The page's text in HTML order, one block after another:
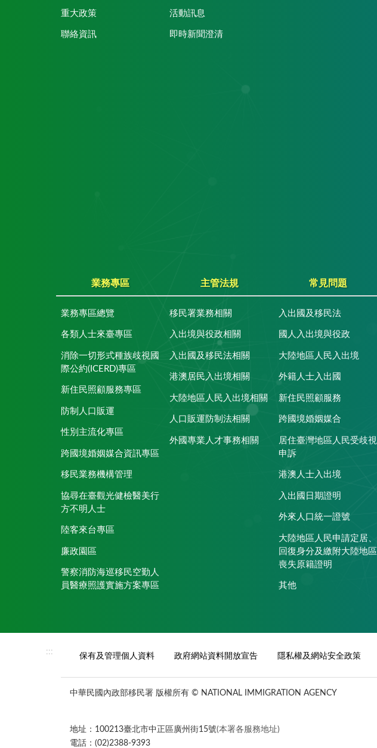
重大政策
聯絡資訊
活動訊息
即時新聞澄清
業務專區
業務專區總覽
各類人士來臺專區
消除一切形式種族歧視國
際公約(ICERD)專區
新住民照顧服務專區
防制人口販運
性別主流化專區
跨國境婚姻媒合資訊專區
移民業務機構管理
協尋在臺觀光健檢醫美行
方不明人士
陸客來台專區
廉政園區
警察消防海巡移民空勤人
員醫療照護實施方案專區
主管法規
移民署業務相關
入出境與役政相關
入出國及移民法相關
港澳居民入出境相關
大陸地區人民入出境相關
人口販運防制法相關
外國專業人才事務相關
常見問題
入出國及移民法
國人入出境與役政
大陸地區人民入出境
外籍人士入出國
新住民照顧服務
跨國境婚姻媒合
居住臺灣地區人民受歧視
申訴
港澳人士入出境
入出國日期證明
外來人口統一證號
大陸地區人民申請定居、
回復身分及繳附大陸地區
喪失原籍證明
其他
:::
保有及管理個人資料 政府網站資料開放宣告 隱私權及網站安全政策
中華民國內政部移民署 版權所有 © NATIONAL IMMIGRATION AGENCY
地址：100213臺北市中正區廣州街15號(本署各服務地址)
電話：(02)2388-9393